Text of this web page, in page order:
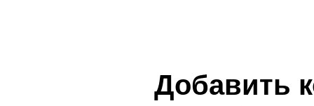
Добавить